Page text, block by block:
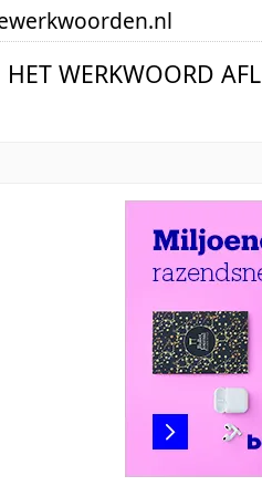
werkwoorden.nl
WERKWOORD